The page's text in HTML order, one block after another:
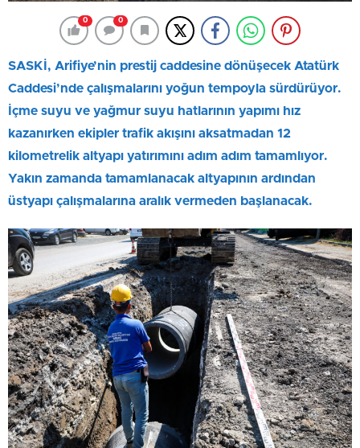
0 0
SASKİ, Arifiye’nin prestij caddesine dönüşecek Atatürk
Caddesi’nde çalışmalarını yoğun tempoyla sürdürüyor.
İçme suyu ve yağmur suyu hatlarının yapımı hız
kazanırken ekipler trafik akışını aksatmadan 12
kilometrelik altyapı yatırımını adım adım tamamlıyor.
Yakın zamanda tamamlanacak altyapının ardından
üstyapı çalışmalarına aralık vermeden başlanacak.